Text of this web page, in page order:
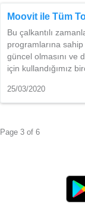
Moovit ile Tüm
Bu çalkantılı
programlarına
güncel olmasını ve
için kullandığımız
25/03/2020
Page 3 of 6